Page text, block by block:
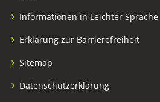
Informationen in Leichter Sprache
Erklärung zur Barrierefreiheit
Sitemap
Datenschutzerklärung